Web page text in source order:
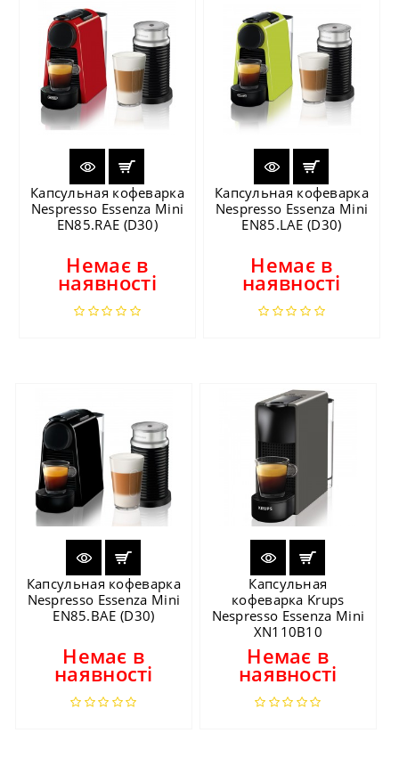
Капсульная кофеварка
Nespresso Essenza Mini
EN85.RAE (D30)
Немає в
наявності
Капсульная кофеварка
Nespresso Essenza Mini
EN85.LAE (D30)
Немає в
наявності
Капсульная кофеварка
Nespresso Essenza Mini
EN85.BAE (D30)
Немає в
наявності
Капсульная
кофеварка Krups
Nespresso Essenza Mini
XN110B10
Немає в
наявності